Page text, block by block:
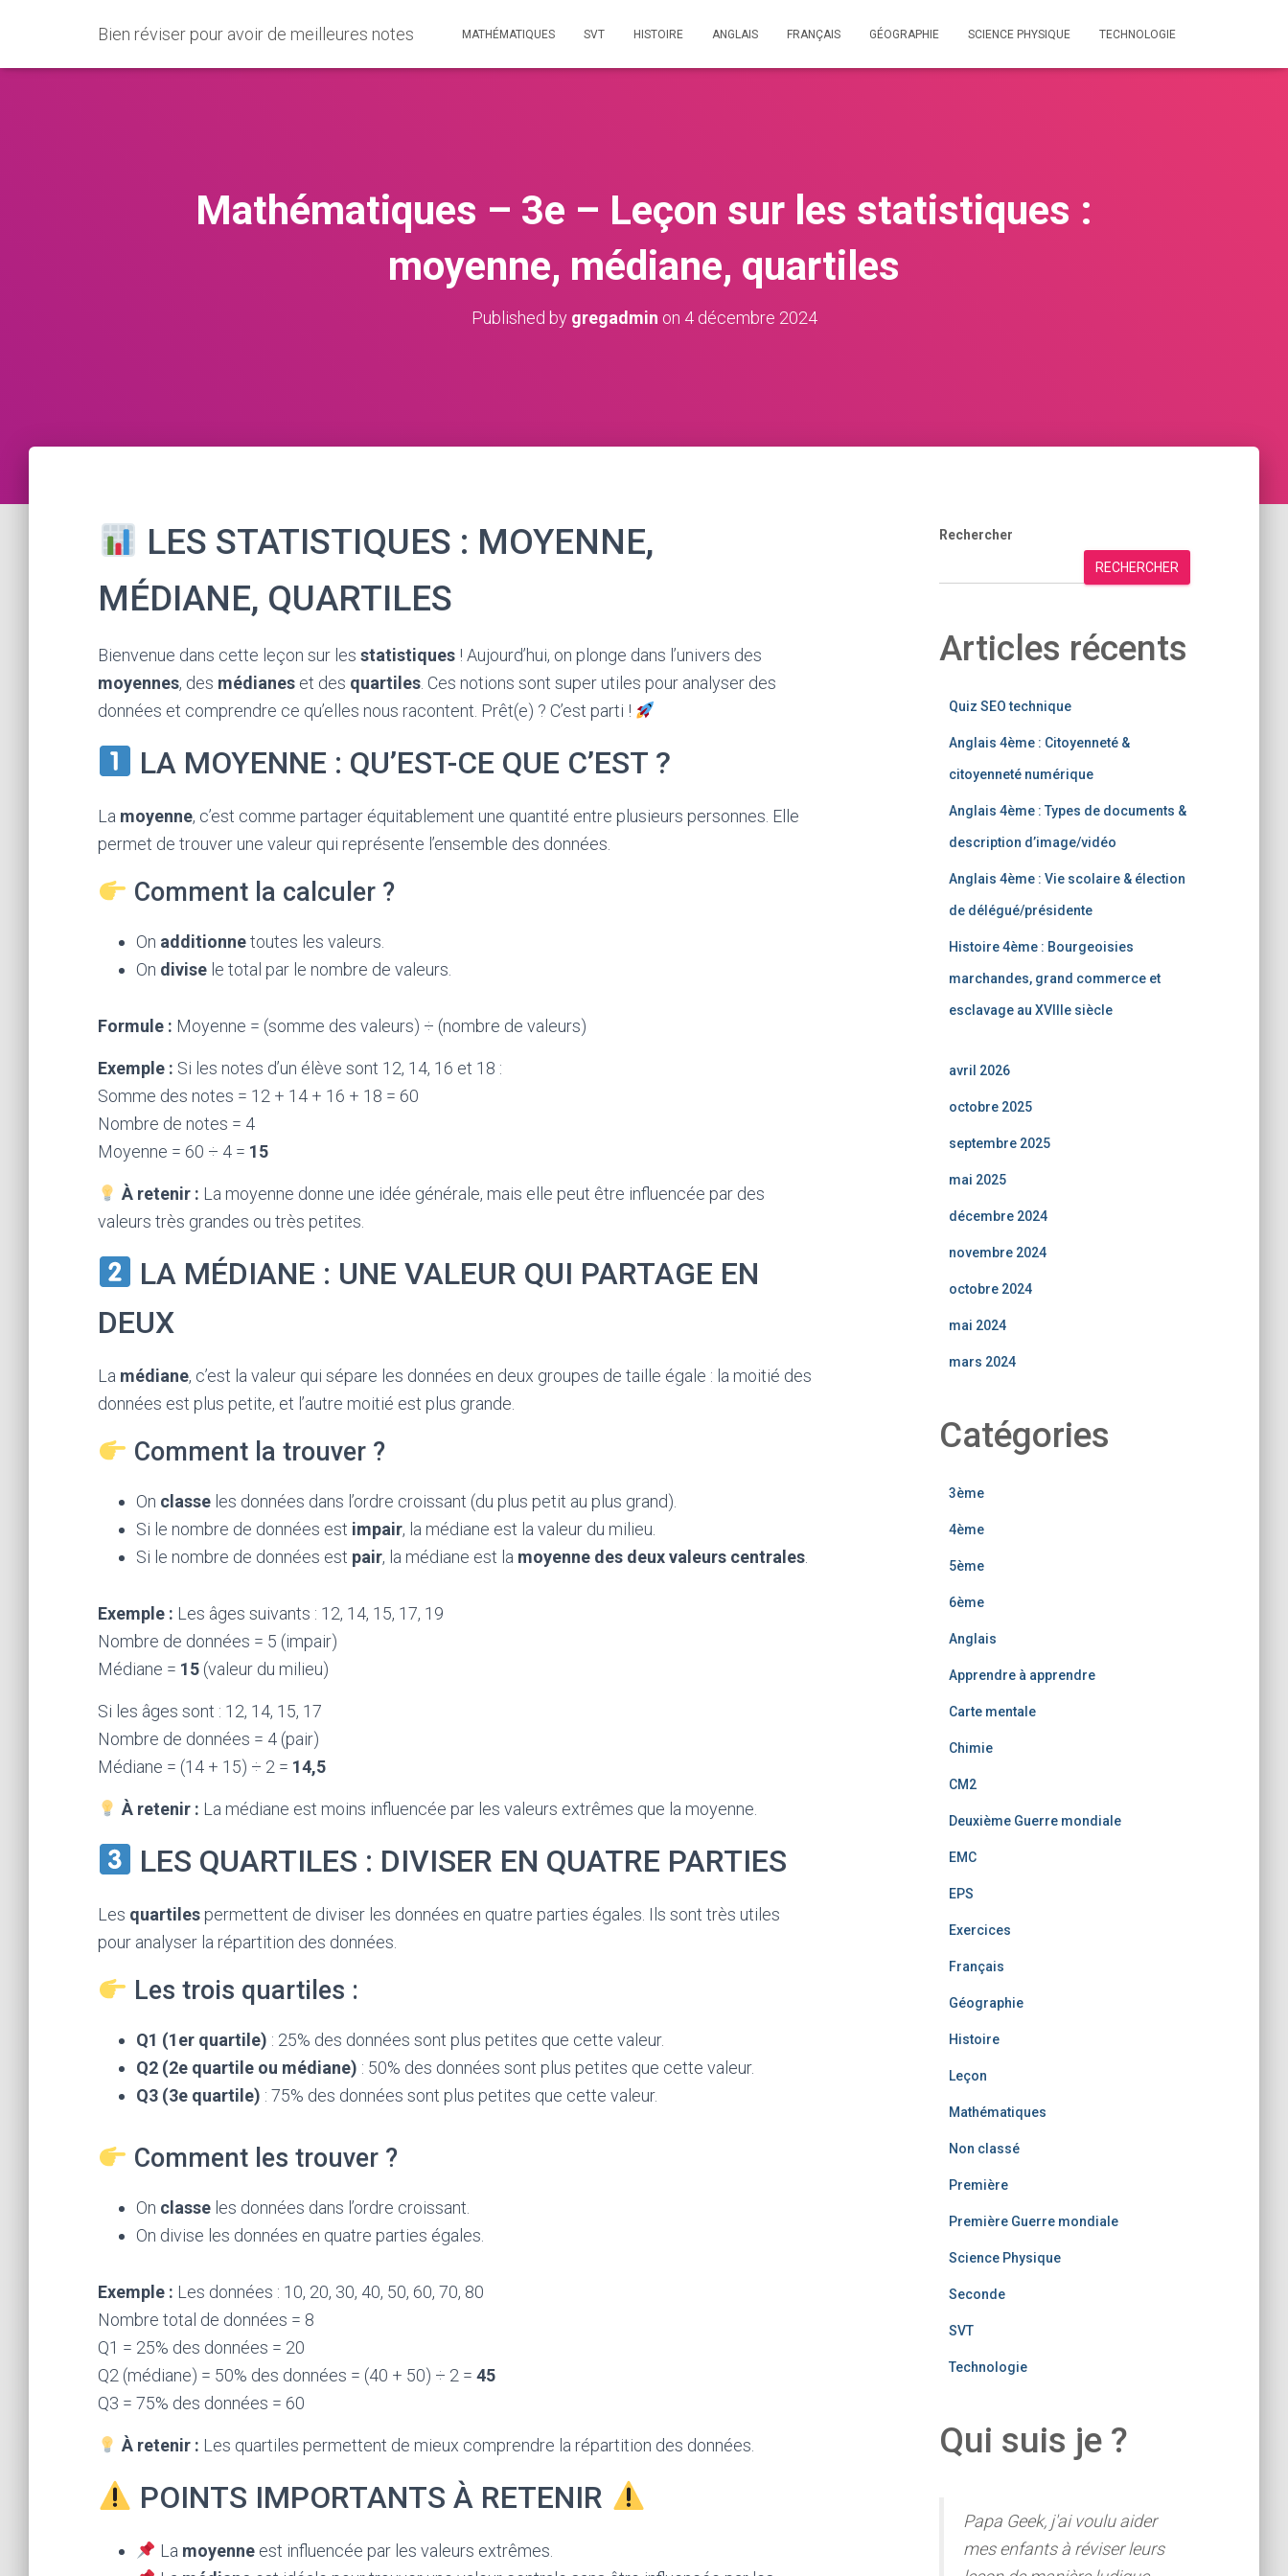
Bien réviser pour avoir de meilleures notes MATHÉMATIQUES SVT HISTOIRE ANGLAIS FRANÇAIS GÉOGRAPHIE SCIENCE PHYSIQUE TECHNOLOGIE
Mathématiques – 3e – Leçon sur les statistiques :
moyenne, médiane, quartiles
Published by gregadmin on 4 décembre 2024
LES STATISTIQUES : MOYENNE,
MÉDIANE, QUARTILES
Bienvenue dans cette leçon sur les statistiques ! Aujourd’hui, on plonge dans l’univers des
moyennes, des médianes et des quartiles . Ces notions sont super utiles pour analyser des
données et comprendre ce qu’elles nous racontent. Prêt(e) ? C’est parti !
LA MOYENNE : QU’EST-CE QUE C’EST ?
La moyenne, c’est comme partager équitablement une quantité entre plusieurs personnes. Elle
permet de trouver une valeur qui représente l’ensemble des données.
Comment la calculer ?
On additionnetoutes les valeurs.
On divise le total par le nombre de valeurs.
Formule : Moyenne = (somme des valeurs) ÷ (nombre de valeurs)
Exemple : Si les notes d’un élève sont 12, 14, 16 et 18 :
Somme des notes = 12 + 14 + 16 + 18 = 60
Nombre de notes = 4
Moyenne = 60 ÷ 4 = 15
À retenir : La moyenne donne une idée générale, mais elle peut être influencée par des
valeurs très grandes ou très petites.
LA MÉDIANE : UNE VALEUR QUI PARTAGE EN
DEUX
La médiane, c’est la valeur qui sépare les données en deux groupes de taille égale : la moitié des
données est plus petite, et l’autre moitié est plus grande.
Comment la trouver ?
On classe les données dans l’ordre croissant (du plus petit au plus grand).
Si le nombre de données est impair, la médiane est la valeur du milieu.
Si le nombre de données est pair, la médiane est la moyenne des deux valeurs centrales
Exemple : Les âges suivants : 12, 14, 15, 17, 19
Nombre de données = 5 (impair)
Médiane = 15 (valeur du milieu)
Si les âges sont : 12, 14, 15, 17
Nombre de données = 4 (pair)
Médiane = (14 + 15) ÷ 2 = 14,5
À retenir : La médiane est moins influencée par les valeurs extrêmes que la moyenne.
LES QUARTILES : DIVISER EN QUATRE PARTIES
Les quartiles permettent de diviser les données en quatre parties égales. Ils sont très utiles
pour analyser la répartition des données.
Les trois quartiles :
Q1 (1er quartile) : 25% des données sont plus petites que cette valeur.
Q2 (2e quartile ou médiane) : 50% des données sont plus petites que cette valeur.
Q3 (3e quartile) : 75% des données sont plus petites que cette valeur.
Comment les trouver ?
On classe les données dans l’ordre croissant.
On divise les données en quatre parties égales.
Exemple : Les données : 10, 20, 30, 40, 50, 60, 70, 80
Nombre total de données = 8
Q1 = 25% des données = 20
Q2 (médiane) = 50% des données = (40 + 50) ÷ 2 = 45
Q3 = 75% des données = 60
À retenir : Les quartiles permettent de mieux comprendre la répartition des données.
POINTS IMPORTANTS À RETENIR
La moyenneest influencée par les valeurs extrêmes.
Rechercher
RECHERCHER
Articles récents
Quiz SEO technique
Anglais 4ème : Citoyenneté &
citoyenneté numérique
Anglais 4ème : Types de documents &
description d’image/vidéo
Anglais 4ème : Vie scolaire & élection
de délégué/présidente
Histoire 4ème : Bourgeoisies
marchandes, grand commerce et
esclavage au XVIIIe siècle
avril 2026
octobre 2025
septembre 2025
mai 2025
décembre 2024
novembre 2024
octobre 2024
mai 2024
mars 2024
Catégories
3ème
4ème
5ème
6ème
Anglais
Apprendre à apprendre
Carte mentale
Chimie
CM2
Deuxième Guerre mondiale
EMC
EPS
Exercices
Français
Géographie
Histoire
Leçon
Mathématiques
Non classé
Première
Première Guerre mondiale
Science Physique
Seconde
SVT
Technologie
Qui suis je ?
Papa Geek, j'ai voulu aider
mes enfants à réviser leurs